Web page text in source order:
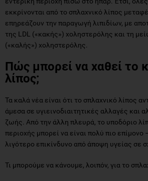
εκκρίνονται από το σπλαχνικό λίπος
επηρεάζουν την παραγωγή λιπιδίων, με
της LDL («κακής») χοληστερόλης και τη
(«καλής») χοληστερόλης.
Πώς μπορεί να χαθεί το
λίπος;
Τα καλά νέα είναι ότι το σπλαχνικό λίπος
άμεσα σε υγιεινοδιαιτητικές αλλαγές και
ζωής. Από την άλλη πλευρά, το υποδόριο
περιοχής μπορεί να είναι πολύ πιο επίμονο
λιγότερο επικίνδυνο από άποψη υγείας σε
Τι μπορούμε να κάνουμε, λοιπόν, για το